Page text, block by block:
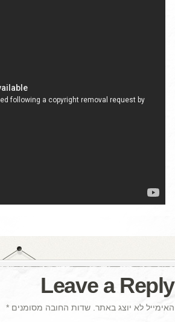
Leave a Reply
האימייל לא יוצג באתר. שדות החובה מסומנים *